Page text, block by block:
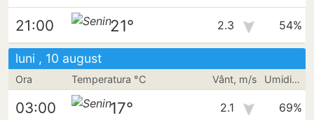
21:00 21° 2.3 54%
luni , 10 august
Ora Temperatura °C Vânt, m/s Umiditate
03:00 17° 2.1 69%